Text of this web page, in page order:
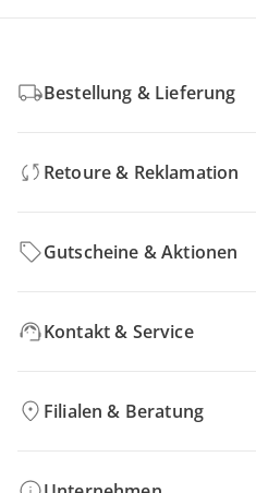
Bestellung & Lieferung
Retoure & Reklamation
Gutscheine & Aktionen
Kontakt & Service
Filialen & Beratung